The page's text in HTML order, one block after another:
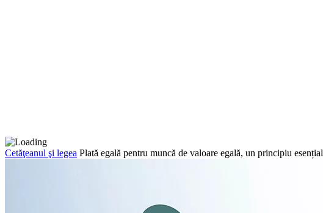
Cetăţeanul şi legea Plată egală pentru muncă de valoare egală, un principiu esențial